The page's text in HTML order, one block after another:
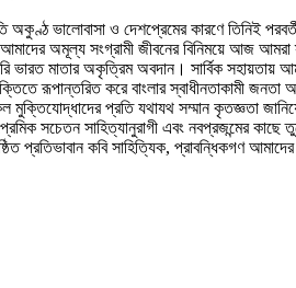
ভালোবাসা ও দেশপ্রেমের কারণে তিনিই
অমূল্য সংগ্রামী জীবনের বিনিময়ে আজ আমরা
ভারত মাতার অকৃত্রিম অবদান। সার্বিক সহায়তায়
রূপান্তরিত করে বাংলার স্বাধীনতাকামী
মুক্তিযোদ্ধাদের প্রতি যথাযথ সম্মান কৃতজ্ঞতা
সচেতন সাহিত্যানুরাগী এবং নবপ্রজন্মের
প্রতিভাবান কবি সাহিত্যিক, প্রাবন্ধিকগণ